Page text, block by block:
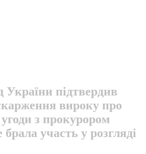
України підтвердив
вироку про
з прокурором
участь у розгляді